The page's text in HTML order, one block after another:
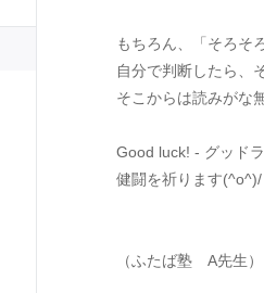
もちろん、「そろそ
自分で判断したら、
そこからは読みがな
Good luck! - グッドラ
健闘を祈ります(^o^)/
（ふたば塾 A先生）